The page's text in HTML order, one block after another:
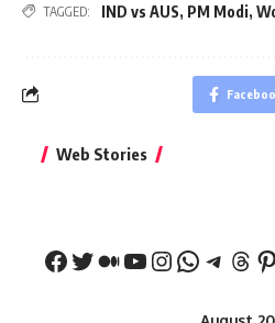
TAGGED: IND vs AUS, PM Modi,
Web Stories
नीतीश कुमार का पहला